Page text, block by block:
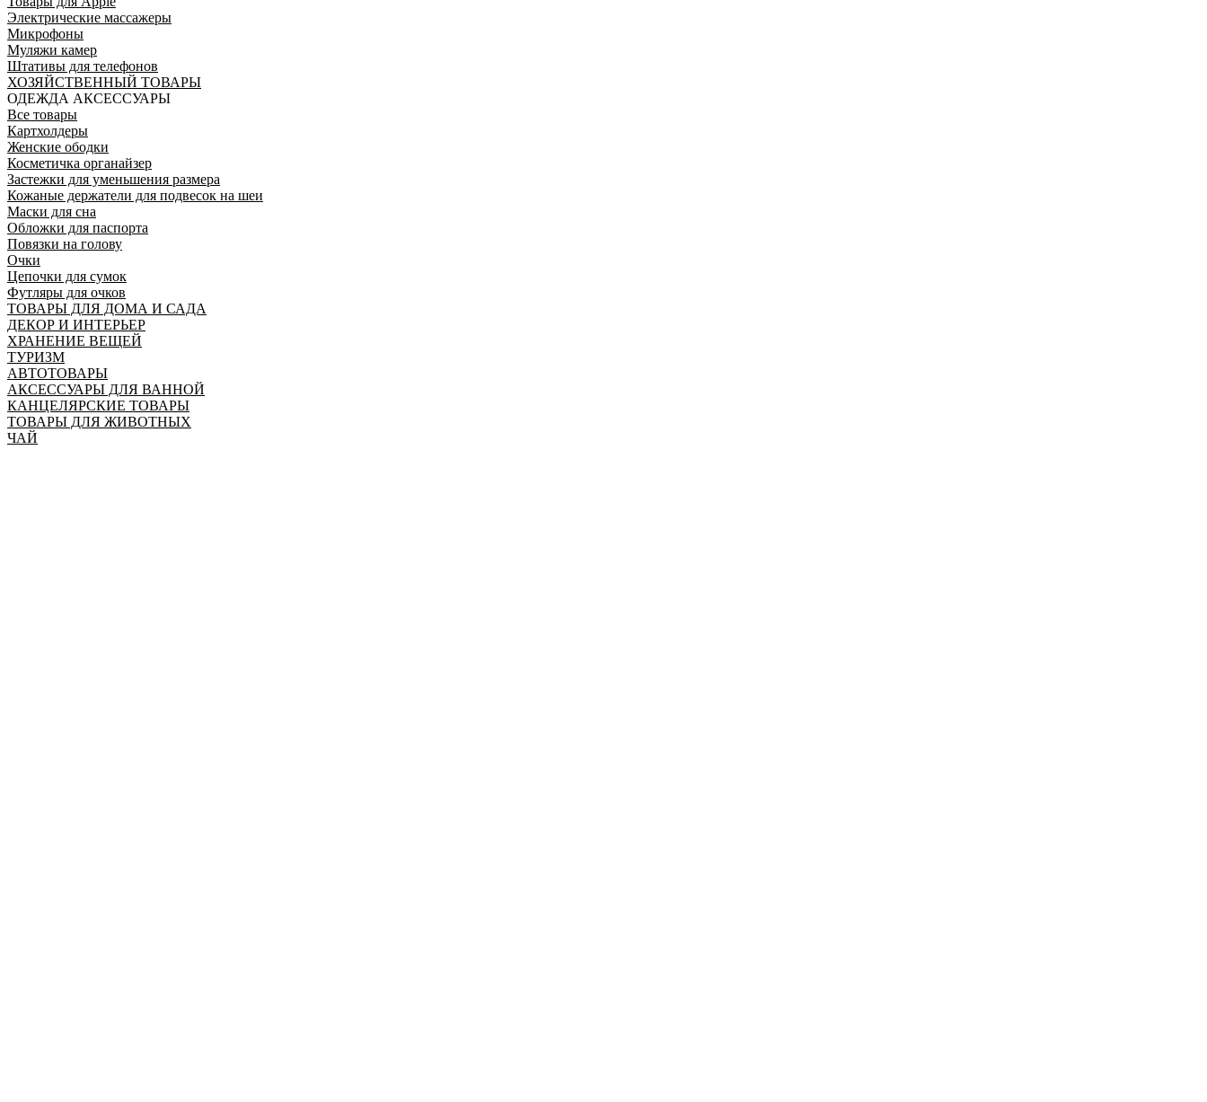
Электрические массажеры
Микрофоны
Муляжи камер
Штативы для телефонов
ХОЗЯЙСТВЕННЫЙ ТОВАРЫ
ОДЕЖДА АКСЕССУАРЫ
Все товары
Картхолдеры
Женские ободки
Косметичка органайзер
Застежки для уменьшения размера
Кожаные держатели для подвесок на шеи
Маски для сна
Обложки для паспорта
Повязки на голову
Очки
Цепочки для сумок
Футляры для очков
ТОВАРЫ ДЛЯ ДОМА И САДА
ДЕКОР И ИНТЕРЬЕР
ХРАНЕНИЕ ВЕЩЕЙ
ТУРИЗМ
АВТОТОВАРЫ
АКСЕССУАРЫ ДЛЯ ВАННОЙ
КАНЦЕЛЯРСКИЕ ТОВАРЫ
ТОВАРЫ ДЛЯ ЖИВОТНЫХ
ЧАЙ